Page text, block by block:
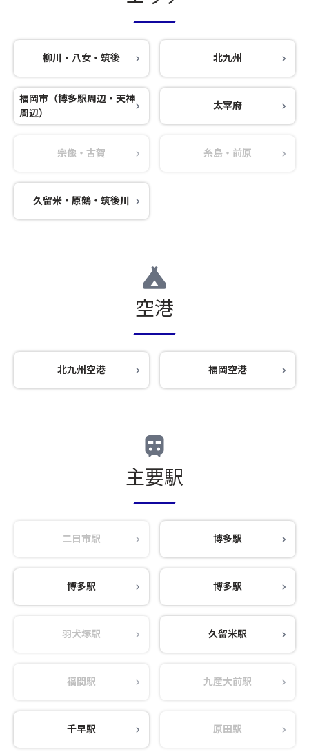
柳川・八女・筑後 北九州
福岡市（博多駅周辺・天神
周辺）
太宰府
宗像・古賀 糸島・前原
久留米・原鶴・筑後川
空港
北九州空港 福岡空港
主要駅
二日市駅 博多駅
博多駅 博多駅
羽犬塚駅 久留米駅
福間駅 九産大前駅
千早駅 原田駅